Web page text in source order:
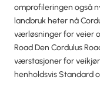
omprofileringen også
landbruk heter nå
værløsninger for veier
Road Den Cordulus
værstasjoner for
henholdsvis Standard